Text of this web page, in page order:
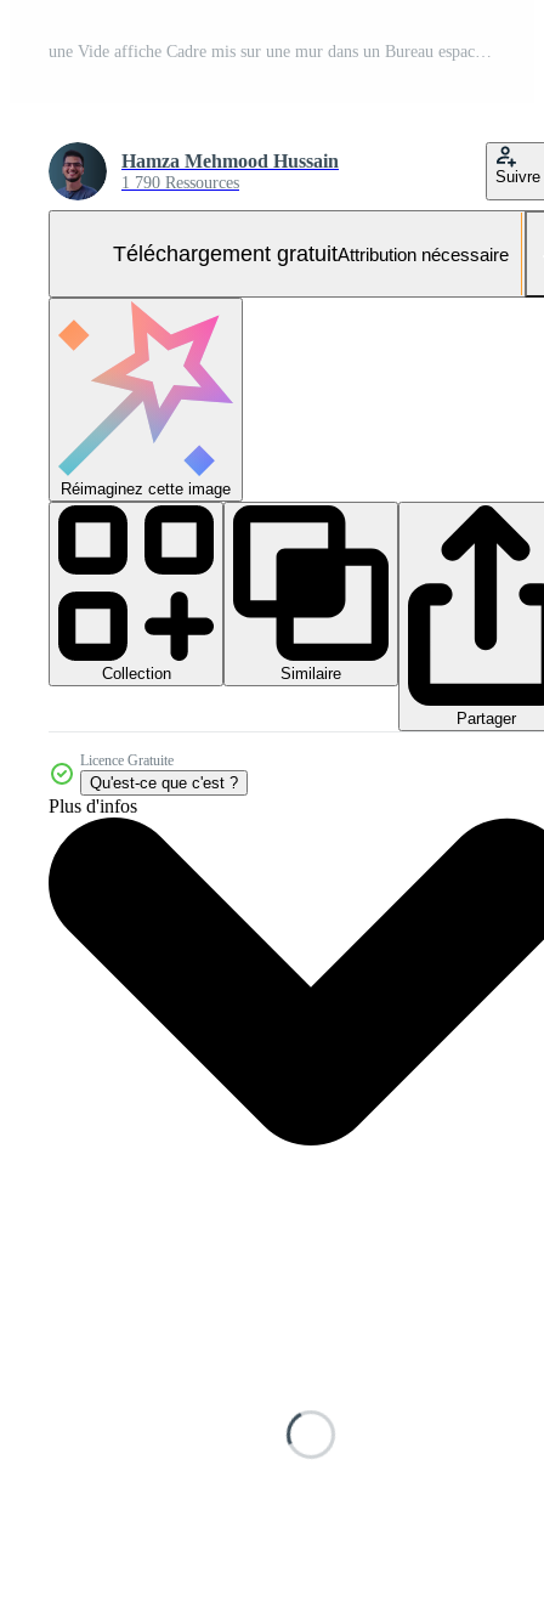
une Vide affiche Cadre mis sur une mur dans un Bureau espace avec minimaliste décor. Photo Gratuite
Hamza Mehmood Hussain
1 790 Ressources Suivre
Téléchargement gratuitAttribution nécessaire
Réimaginez cette image
Collection Similaire
Partager
Licence Gratuite
Qu'est-ce que c'est ?
Plus d'infos